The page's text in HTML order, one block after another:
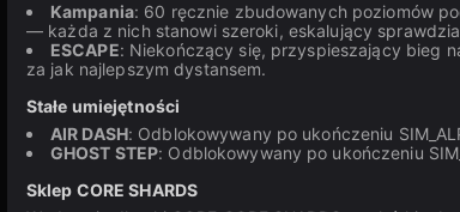
Kampania: 60 ręcznie zbudowanych poziomów
— każda z nich stanowi szeroki, eskalujący
ESCAPE: Niekończący się, przyspieszający bieg
za jak najlepszym dystansem.
Stałe umiejętności
AIR DASH: Odblokowywany po ukończeniu
GHOST STEP: Odblokowywany po ukończeniu
Sklep CORE SHARDS